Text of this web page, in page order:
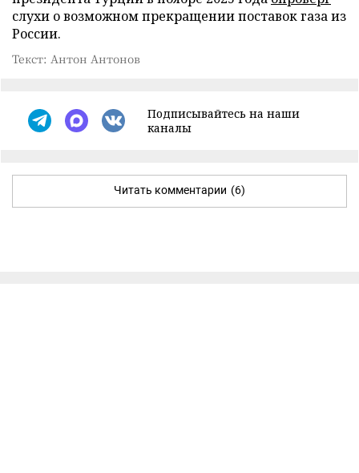
слухи о возможном прекращении поставок газа из
России.
Текст: Антон Антонов
Подписывайтесь на наши
каналы
Читать комментарии (6)